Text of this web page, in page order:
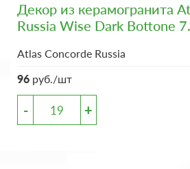
Декор из керамогранита
Russia Wise Dark Bottone
Atlas Concorde Russia
96 руб./шт
- +